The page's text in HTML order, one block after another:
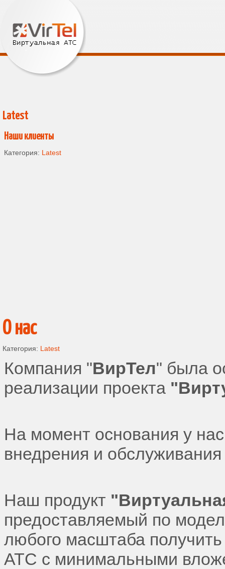
Latest
Наши клиенты
Категория: Latest
О нас
Категория: Latest
Компания "ВирТел" была
реализации проекта
На момент основания у
внедрения и
Наш продукт
предоставляемый по
любого масштаба
АТС с минимальными